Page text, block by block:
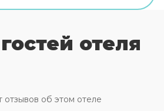
на машине
Чтобы путешествие
лифт. А ещё в
прачечная, химчистка,
отеля
отзывов об этом отеле